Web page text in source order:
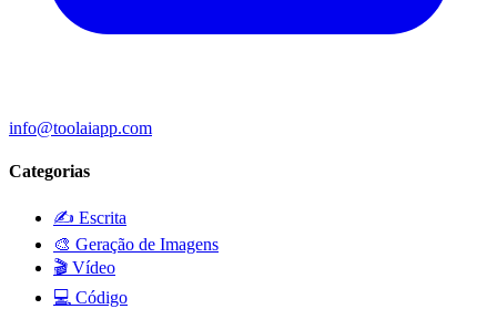
info@toolaiapp.com
Categorias
✍️ Escrita
🎨 Geração de Imagens
🎬 Vídeo
💻 Código